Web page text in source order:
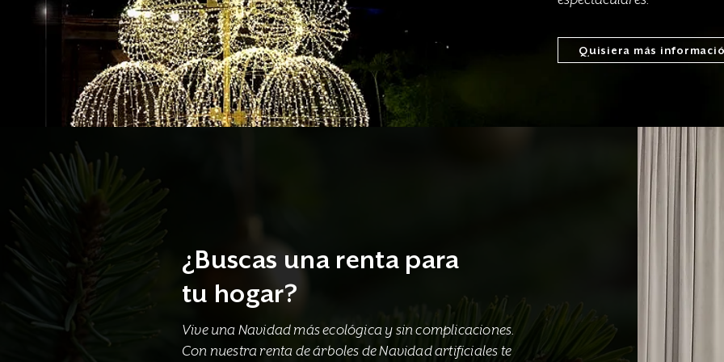
Quisiera más
¿Buscas una renta para
tu hogar?
Vive una Navidad más ecológica y sin complicaciones.
Con nuestra renta de árboles de Navidad artificiales te